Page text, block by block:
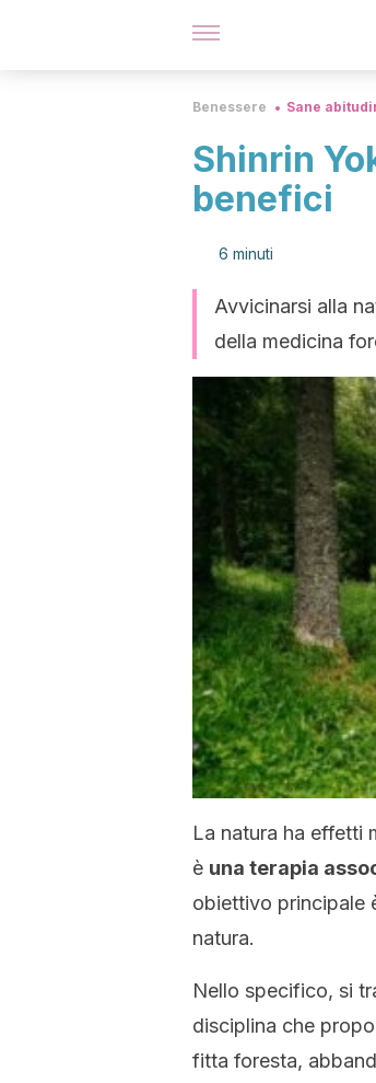
Benessere Sane
Shinrin
benefici
6 minuti
Avvicinarsi alla
della medicina
La natura ha effetti
è una terapia
obiettivo principale
natura.
Nello specifico, si
disciplina che
fitta foresta,